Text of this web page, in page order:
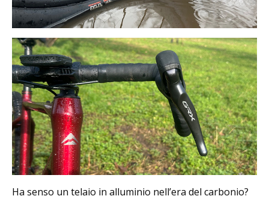
Ha senso un telaio in alluminio nell’era del carbonio?